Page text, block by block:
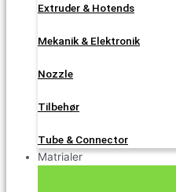
Extruder & Hotends
Mekanik & Elektronik
Nozzle
Tilbehør
Tube & Connector
Matrialer